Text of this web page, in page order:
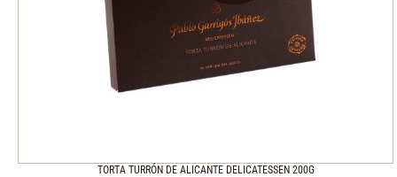
TORTA TURRÓN DE ALICANTE DELICATESSEN 200G